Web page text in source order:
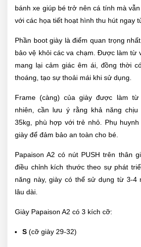
bánh xe giúp bé trở nên cá tính mà
với các họa tiết hoạt hình thu hút ngay
Phần boot giày là điểm quan trọng
bảo vệ khỏi các va chạm. Được làm từ
mang lại cảm giác êm ái, đồng thời
thoáng, tạo sự thoải mái khi sử dụng.
Frame (càng) của giày được làm
nhiên, cần lưu ý rằng khả năng
35kg, phù hợp với trẻ nhỏ. Phụ
giày để đảm bảo an toàn cho bé.
Papaison A2 có nút PUSH trên thân
điều chỉnh kích thước theo sự phát
năng này, giày có thể sử dụng từ 3-4
lâu dài.
Giày Papaison A2 có 3 kích cỡ:
S (cỡ giày 29-32)